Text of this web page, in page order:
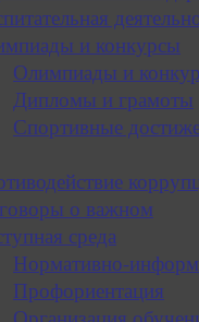
и конкурсы
Олимпиады и
Дипломы и грамоты
Спортивные
о важном
среда
Нормативно-
Профориентация